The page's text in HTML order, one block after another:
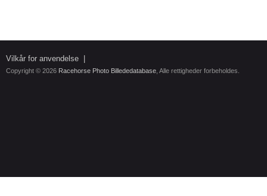
Vilkår for anvendelse
Copyright © 2026 Racehorse Photo Billededatabase , Alle rettigheder forbeholdes.